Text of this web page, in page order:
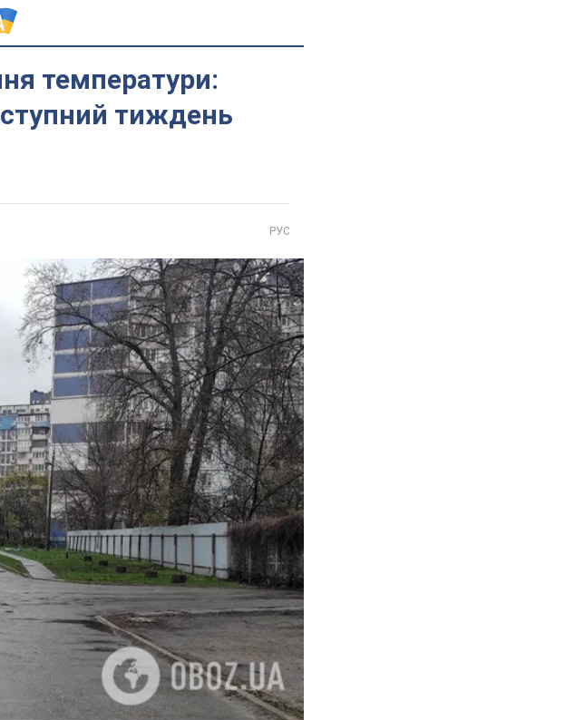
температури:
тиждень
РУС